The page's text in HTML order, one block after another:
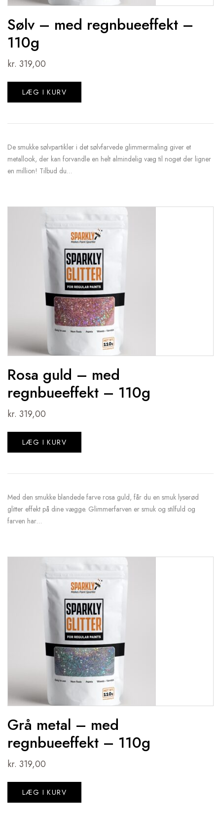
Sølv – med regnbueeffekt –
110g
kr. 319,00
LÆG I KURV
De smukke sølvpartikler i det sølvfarvede glimmermaling giver et
metallook, der kan forvandle en helt almindelig væg til noget der ligner
en million! Tilbud du…
Rosa guld – med
regnbueeffekt – 110g
kr. 319,00
LÆG I KURV
Med den smukke blandede farve rosa guld, får du en smuk lyserød
glitter effekt på dine vægge. Glimmerfarven er smuk og stilfuld og
farven har…
Grå metal – med
regnbueeffekt – 110g
kr. 319,00
LÆG I KURV